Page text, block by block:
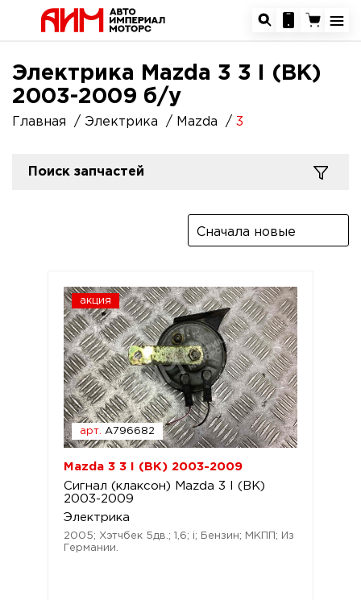
Электрика Mazda 3 3 I (BK)
2003-2009 б/у
Главная Электрика Mazda 3
Поиск запчастей
Сначала новые
акция
арт. A796682
Mazda 3 3 I (BK) 2003-2009
Сигнал (клаксон) Mazda 3 I (BK)
2003-2009
Электрика
2005; Хэтчбек 5дв.; 1,6; i; Бензин; МКПП; Из
Германии.